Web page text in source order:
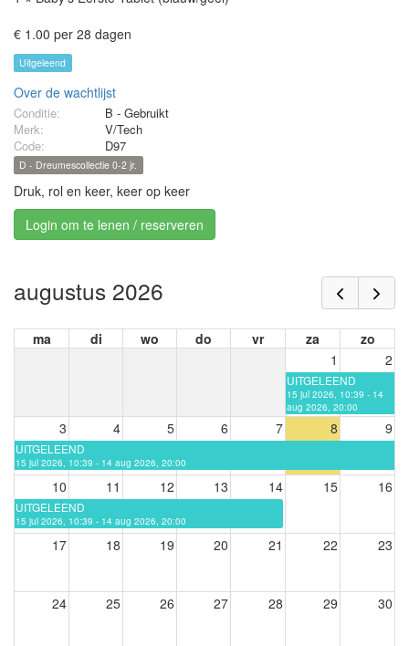
€ 1.00 per 28 dagen
Uitgeleend
Over de wachtlijst
Conditie:
B - Gebruikt
Merk:
V/Tech
Code:
D97
D - Dreumescollectie 0-2 jr.
Druk, rol en keer, keer op keer
Login om te lenen / reserveren
augustus 2026
ma di wo do vr za
zo
1
2
UITGELEEND
15 jul 2026, 10:39 - 14
aug 2026, 20:00
3 4 5 6 7 8 9
UITGELEEND
15 jul 2026, 10:39 - 14 aug 2026, 20:00
10 11 12 13 14 15 16
UITGELEEND
15 jul 2026, 10:39 - 14 aug 2026, 20:00
17 18 19 20 21 22 23
24 25 26 27 28 29 30